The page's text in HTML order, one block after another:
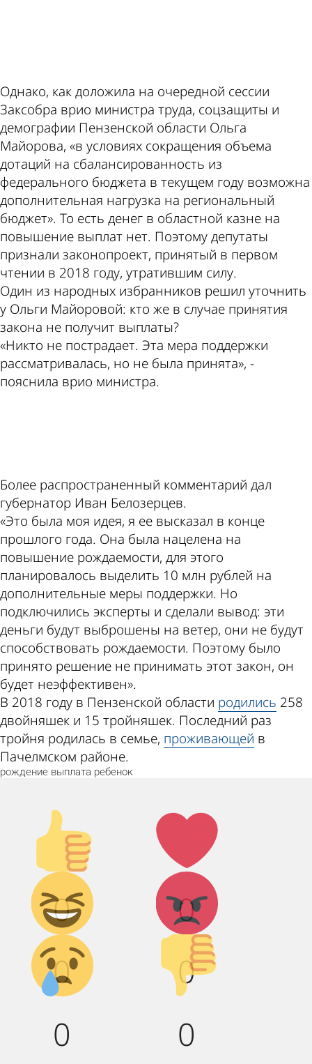
Однако, как доложила на очередной сессии
Заксобра врио министра труда, соцзащиты и
демографии Пензенской области Ольга
Майорова, «в условиях сокращения объема
дотаций на сбалансированность из
федерального бюджета в текущем году возможна
дополнительная нагрузка на региональный
бюджет». То есть денег в областной казне на
повышение выплат нет. Поэтому депутаты
признали законопроект, принятый в первом
чтении в 2018 году, утратившим силу.
Один из народных избранников решил уточнить
у Ольги Майоровой: кто же в случае принятия
закона не получит выплаты?
«Никто не пострадает. Эта мера поддержки
рассматривалась, но не была принята», -
пояснила врио министра.
Более распространенный комментарий дал
губернатор Иван Белозерцев.
«Это была моя идея, я ее высказал в конце
прошлого года. Она была нацелена на
повышение рождаемости, для этого
планировалось выделить 10 млн рублей на
дополнительные меры поддержки. Но
подключились эксперты и сделали вывод: эти
деньги будут выброшены на ветер, они не будут
способствовать рождаемости. Поэтому было
принято решение не принимать этот закон, он
будет неэффективен».
В 2018 году в Пензенской области родились 258
двойняшек и 15 тройняшек. Последний раз
тройня родилась в семье, проживающей в
Пачелмском районе.
рождение выплата ребенок
Палец
вверх!
0
Лайк!
0
Дикий
смех!
0
Агрессия!
0
Грусть :(
0
Палец
вниз!
0